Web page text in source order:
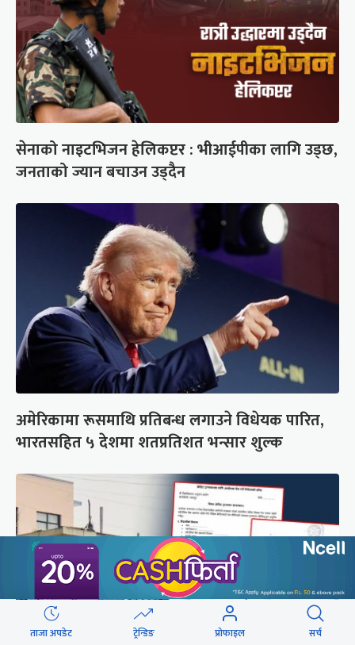
सेनाको नाइटभिजन हेलिकप्टर : भीआईपीका लागि उड्छ,
जनताको ज्यान बचाउन उड्दैन
अमेरिकामा रूसमाथि प्रतिबन्ध लगाउने विधेयक पारित,
भारतसहित ५ देशमा शतप्रतिशत भन्सार शुल्क
ताजा अपडेट ट्रेन्डिङ प्रोफाइल सर्च